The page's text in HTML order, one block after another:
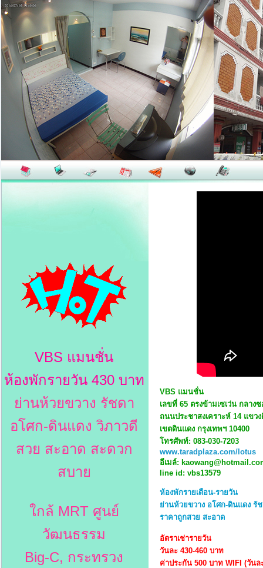
VBS แมนชั่น
ห้องพักรายวัน 430 บาท
ย่านห้วยขวาง รัชดา
อโศก-ดินแดง วิภาวดี
สวย สะอาด สะดวก
สบาย
ใกล้ MRT ศูนย์
วัฒนธรรม
Big-C, กระทรวง
VBS แมนชั่น
เลขที่ 65 ตรงข้ามเซเว่น กลา
ถนนประชาสงเคราะห์ 14 แขว
เขตดินแดง กรุงเทพฯ 10400
โทรศัพท์: 083-030-7203
www.taradplaza.com/lotus
อีเมล์:
line id: vbs13579
ห้องพักรายเดือน-รายวัน
ย่านห้วยขวาง อโศก-ดินแดง รั
ราคาถูกสวย สะอาด
อัตราเช่ารายวัน
วันละ 430-460 บาท
ค่าประกัน 500 บาท WIFI (วันล